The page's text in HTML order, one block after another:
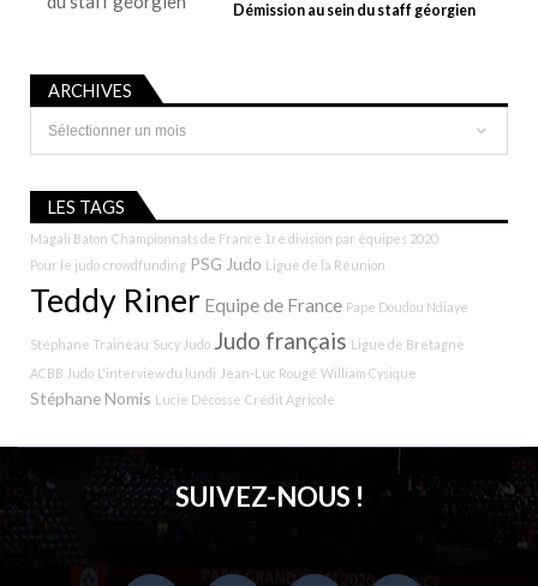
Démission au sein du staff géorgien
ARCHIVES
Archives
LES TAGS
Magali Baton Championnats de France 1re division par équipes 2020
Pour le judo crowdfunding PSG Judo Ligue de la Réunion
Teddy Riner Equipe de France Pape Doudou Ndiaye
Stéphane Traineau Sucy Judo Judo français Ligue de Bretagne
ACBB Judo L'interview du lundi Jean-Luc Rougé William Cysique
Stéphane Nomis Lucie Décosse Crédit Agricole
SUIVEZ-NOUS !